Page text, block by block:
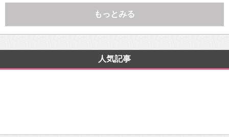
もっとみる
人気記事